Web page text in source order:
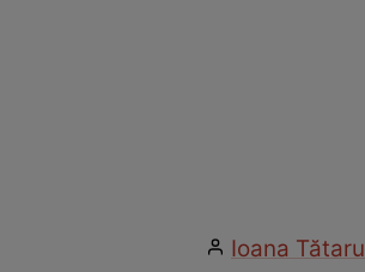
Ioana Tătaru